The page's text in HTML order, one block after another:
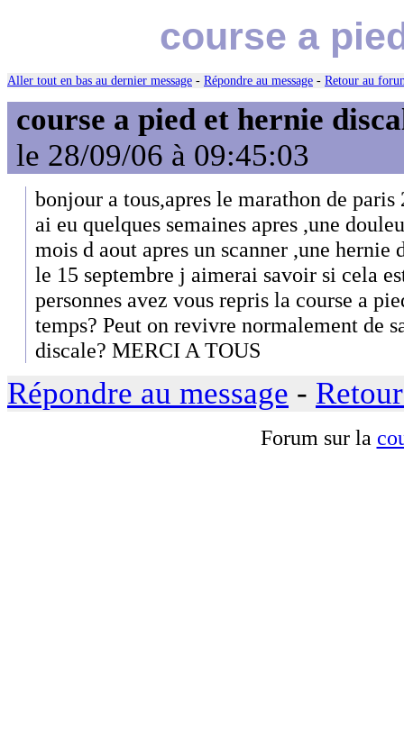
course a
Aller tout en bas au dernier message - Répondre au message - Retour au
course a pied et hernie
le 28/09/06 à 09:45:03
bonjour a tous,apres le marathon de
ai eu quelques semaines apres ,une
mois d aout apres un scanner ,une hernie
le 15 septembre j aimerai savoir si cela
personnes avez vous repris la course a
temps? Peut on revivre normalement de
discale? MERCI A TOUS
Répondre au message -
Forum sur la